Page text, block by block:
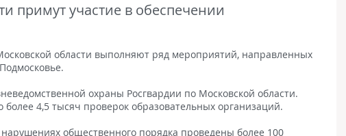
примут участие в обеспечении
области выполняют ряд мероприятий, направленных
охраны Росгвардии по Московской области.
более 4,5 тысяч проверок образовательных организаций.
общественного порядка проведены более 100